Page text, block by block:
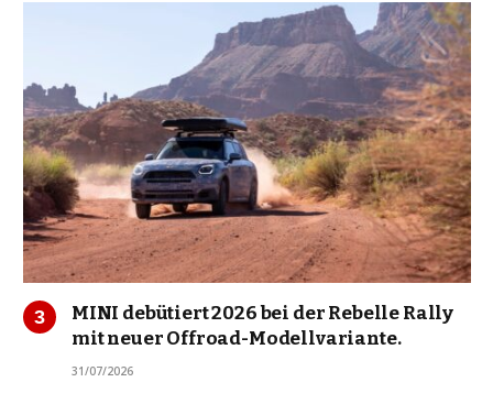
MINI debütiert 2026 bei der Rebelle Rally
mit neuer Offroad-Modellvariante.
31/07/2026